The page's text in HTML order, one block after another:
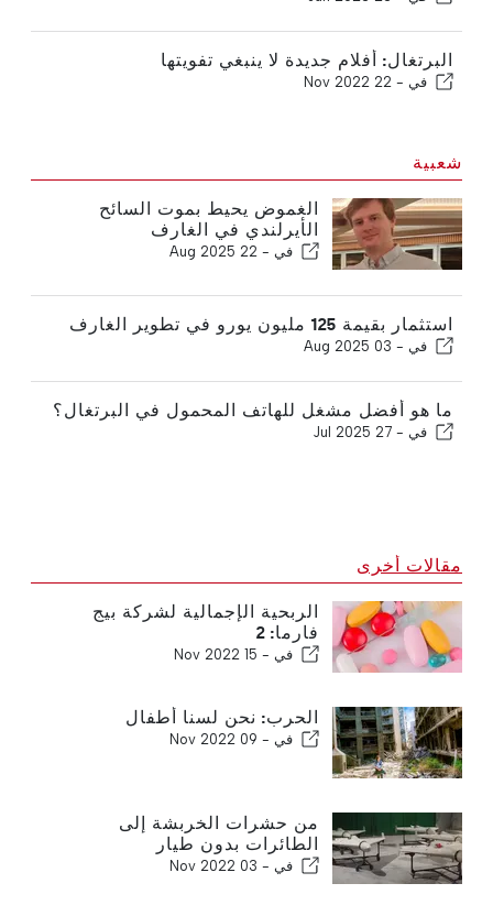
البرتغال: أفلام جديدة لا ينبغي تفويتها
في - 22 Nov 2022
شعبية
الغموض يحيط بموت السائح
الأيرلندي في الغارف
في - 22 Aug 2025
استثمار بقيمة 125 مليون يورو في تطوير الغارف
في - 03 Aug 2025
ما هو أفضل مشغل للهاتف المحمول في البرتغال؟
في - 27 Jul 2025
مقالات أخرى
الربحية الإجمالية لشركة بيج
فارما: 2
في - 15 Nov 2022
الحرب: نحن لسنا أطفال
في - 09 Nov 2022
من حشرات الخربشة إلى
الطائرات بدون طيار
في - 03 Nov 2022